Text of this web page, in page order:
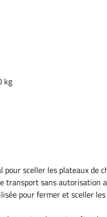
kg
pour sceller les plateaux de
transport sans autorisation
pour fermer et sceller